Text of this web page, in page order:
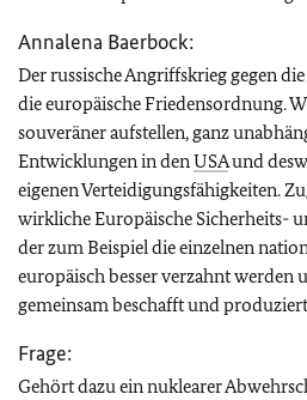
Annalena Baerbock:
Der russische Angriffskrieg gegen
die europäische Friedensordnung.
souveräner aufstellen, ganz
Entwicklungen in denUSAund
eigenen Verteidigungsfähigkeiten.
wirkliche Europäische Sicherheits-
der zum Beispiel die einzelnen
europäisch besser verzahnt werden
gemeinsam beschafft und
Frage:
Gehört dazu ein nuklearer